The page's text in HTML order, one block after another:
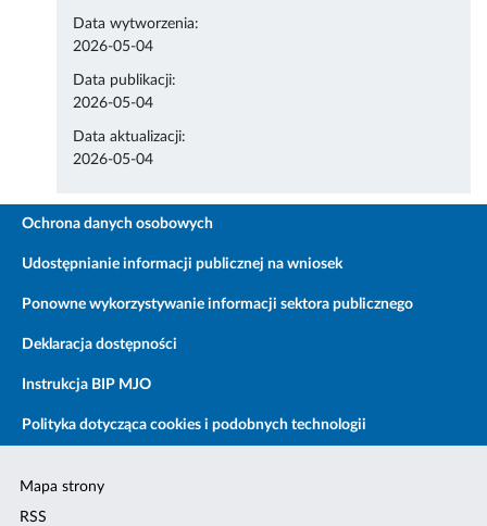
Data wytworzenia:
2026-05-04
Data publikacji:
2026-05-04
Data aktualizacji:
2026-05-04
Ochrona danych osobowych
Udostępnianie informacji publicznej na wniosek
Ponowne wykorzystywanie informacji sektora publicznego
Deklaracja dostępności
Instrukcja BIP MJO
Polityka dotycząca cookies i podobnych technologii
Mapa strony
RSS